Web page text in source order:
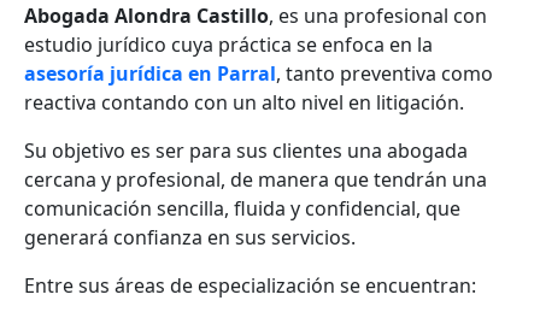
Abogada Alondra Castillo, es una profesional con
estudio jurídico cuya práctica se enfoca en la
asesoría jurídica en Parral, tanto preventiva como
reactiva contando con un alto nivel en litigación.
Su objetivo es ser para sus clientes una abogada
cercana y profesional, de manera que tendrán una
comunicación sencilla, fluida y confidencial, que
generará confianza en sus servicios.
Entre sus áreas de especialización se encuentran: